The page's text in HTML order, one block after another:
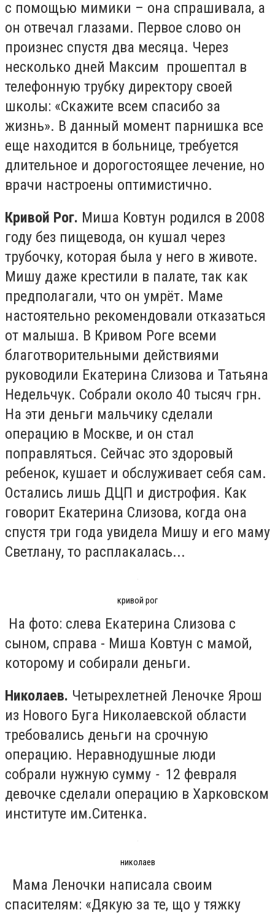
с помощью мимики – она спрашивала, а
он отвечал глазами. Первое слово он
произнес спустя два месяца. Через
несколько дней Максим прошептал в
телефонную трубку директору своей
школы: «Скажите всем спасибо за
жизнь». В данный момент парнишка все
еще находится в больнице, требуется
длительное и дорогостоящее лечение, но
врачи настроены оптимистично.
Кривой Рог. Миша Ковтун родился в 2008
году без пищевода, он кушал через
трубочку, которая была у него в животе.
Мишу даже крестили в палате, так как
предполагали, что он умрёт. Маме
настоятельно рекомендовали отказаться
от малыша. В Кривом Роге всеми
благотворительными действиями
руководили Екатерина Слизова и Татьяна
Недельчук. Собрали около 40 тысяч грн.
На эти деньги мальчику сделали
операцию в Москве, и он стал
поправляться. Сейчас это здоровый
ребенок, кушает и обслуживает себя сам.
Остались лишь ДЦП и дистрофия. Как
говорит Екатерина Слизова, когда она
спустя три года увидела Мишу и его маму
Светлану, то расплакалась...
кривой рог
На фото: слева Екатерина Слизова с
сыном, справа - Миша Ковтун с мамой,
которому и собирали деньги.
Николаев. Чeтыpexлeтнeй Лeночке Яpoш
из Нового Буга Николаевской области
требовались деньги на срочную
операцию. Неравнодушные люди
собрали нужную сумму - 12 февраля
девочке сделали операцию в Харковском
институте им.Ситенка.
николаев
Мама Леночки написала своим
спасителям: «Дякую за те, що у тяжку